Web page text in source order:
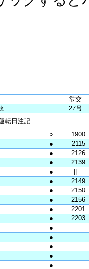
常交
27号
転日注記
○
1900
●
2115
●
2126
●
2139
●
●
2149
●
2150
●
2156
●
2201
●
2203
●
●
●
●
●